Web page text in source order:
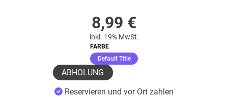
8,99 €
inkl. 19% MwSt.
FARBE
Default Title(ausgewählt)
ABHOLUNG
Reservieren und vor Ort zahlen